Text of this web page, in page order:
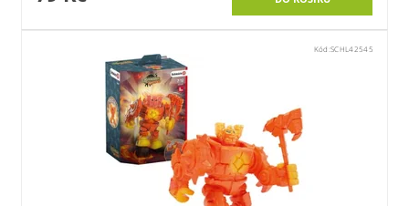
Kód:SCHL42545